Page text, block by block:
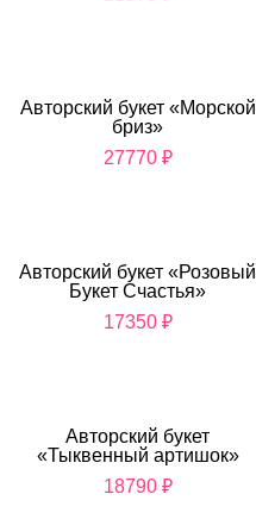
Авторский букет «Морской
бриз»
27770 ₽
Авторский букет «Розовый
Букет Счастья»
17350 ₽
Авторский букет
«Тыквенный артишок»
18790 ₽